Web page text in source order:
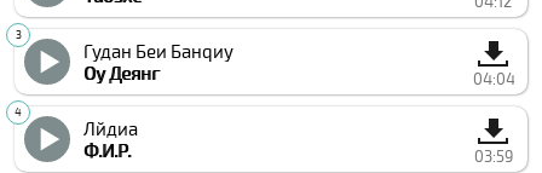
Гудан Беи Банqиу
Оу Деянг
04:04
Лйдиа
Ф.И.Р.
03:59